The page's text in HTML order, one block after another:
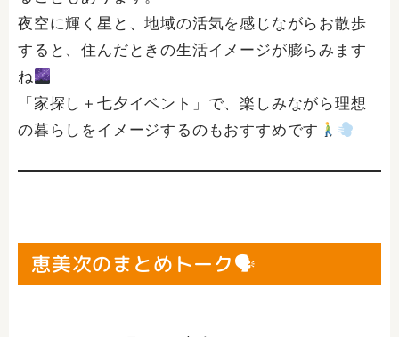
夜空に輝く星と、地域の活気を感じながらお散歩
すると、住んだときの生活イメージが膨らみます
ね
「家探し＋七夕イベント」で、楽しみながら理想
の暮らしをイメージするのもおすすめです
恵美次のまとめトーク🗣